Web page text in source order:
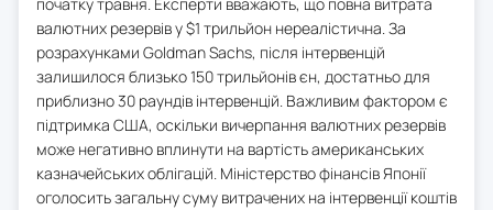
валютних резервів у $1 трильйон нереалістична. За
розрахунками Goldman Sachs, після інтервенцій
залишилося близько 150 трильйонів єн, достатньо для
приблизно 30 раундів інтервенцій. Важливим фактором є
підтримка США, оскільки вичерпання валютних резервів
може негативно вплинути на вартість американських
казначейських облігацій. Міністерство фінансів Японії
оголосить загальну суму витрачених на інтервенції коштів